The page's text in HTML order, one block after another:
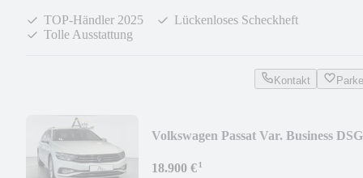
TOP-Händler 2025
Lückenloses Scheckheft
Tolle Ausstattung
Kontakt
Volkswagen Passat Var. Business DSG
18.900 €¹